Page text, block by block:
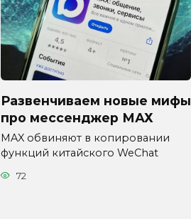
Развенчиваем новые мифы
про мессенджер МАХ
MAX обвиняют в копировании
функций китайского WeChat
72